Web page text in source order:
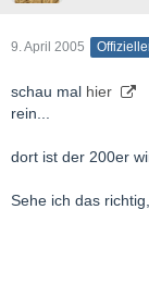
9. April 2005
schau mal hier
rein...
dort ist der 200er
Sehe ich das